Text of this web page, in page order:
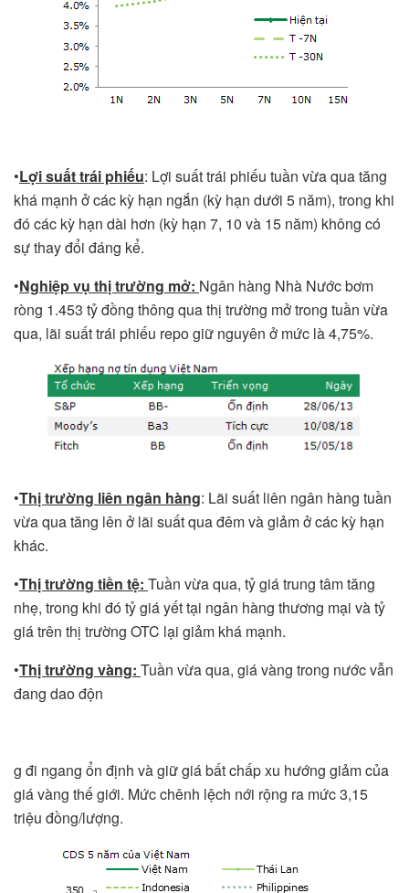
•Lợi suất trái phiếu: Lợi suất trái phiếu tuần vừa qua tăng
khá mạnh ở các kỳ hạn ngắn (kỳ hạn dưới 5 năm), trong khi
đó các kỳ hạn dài hơn (kỳ hạn 7, 10 và 15 năm) không có
sự thay đổi đáng kể.
•Nghiệp vụ thị trường mở: Ngân hàng Nhà Nước bơm
ròng 1.453 tỷ đồng thông qua thị trường mở trong tuần vừa
qua, lãi suất trái phiếu repo giữ nguyên ở mức là 4,75%.
•Thị trường liên ngân hàng: Lãi suất liên ngân hàng tuần
vừa qua tăng lên ở lãi suất qua đêm và giảm ở các kỳ hạn
khác.
•Thị trường tiền tệ: Tuần vừa qua, tỷ giá trung tâm tăng
nhẹ, trong khi đó tỷ giá yết tại ngân hàng thương mại và tỷ
giá trên thị trường OTC lại giảm khá mạnh.
•Thị trường vàng: Tuần vừa qua, giá vàng trong nước vẫn
đang dao độn
g đi ngang ổn định và giữ giá bất chấp xu hướng giảm của
giá vàng thế giới. Mức chênh lệch nới rộng ra mức 3,15
triệu đồng/lượng.